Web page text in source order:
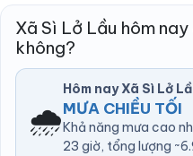
Xã Sì Lở Lầu hôm
không?
🌧️
Hôm nay Xã Sì Lở
MƯA CHIỀU TỐI
Khả năng mưa cao
23 giờ, tổng lượng